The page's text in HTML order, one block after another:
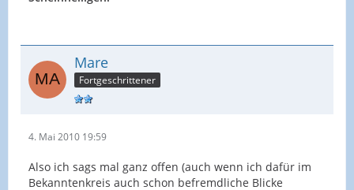
Mare
Fortgeschrittener
4. Mai 2010 19:59
Also ich sags mal ganz offen (auch wenn ich dafür im
Bekanntenkreis auch schon befremdliche Blicke